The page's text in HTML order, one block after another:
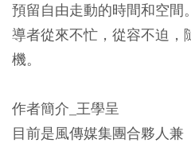
預留自由走動的時間和空間
導者從來不忙，從容不迫，
機。
作者簡介_王學呈
目前是風傳媒集團合夥人